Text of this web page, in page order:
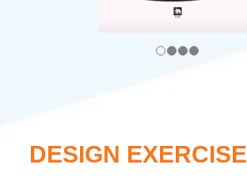
DESIGN EXERCISE